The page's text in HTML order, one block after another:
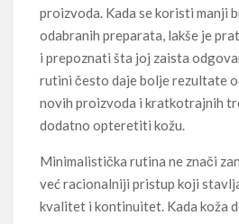
proizvoda. Kada se koristi manji
odabranih preparata, lakše je
i prepoznati šta joj zaista
rutini često daje bolje rezultate
novih proizvoda i kratkotrajnih
dodatno opteretiti kožu.
Minimalistička rutina ne znači
već racionalniji pristup koji
kvalitet i kontinuitet. Kada koža